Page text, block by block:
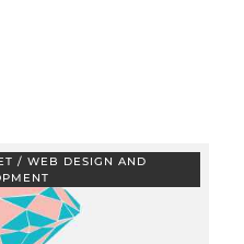
/ WEB DESIGN AND